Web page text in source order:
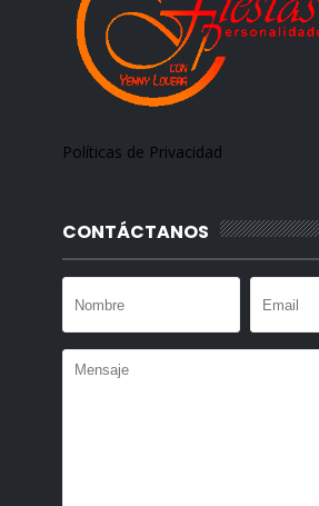
Políticas de Privacidad
CONTÁCTANOS